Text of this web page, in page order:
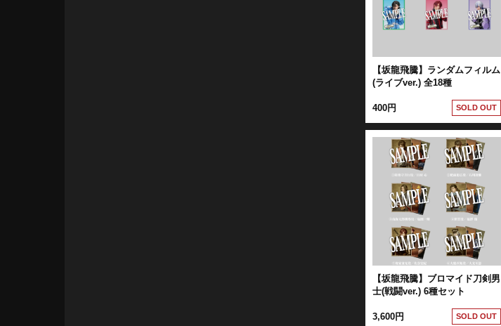
【坂龍飛騰】ランダムフィルム
(ライブver.) 全18種
400円 SOLD OUT
【坂龍飛騰】ブロマイド刀剣男
士(戦闘ver.) 6種セット
3,600円 SOLD OUT